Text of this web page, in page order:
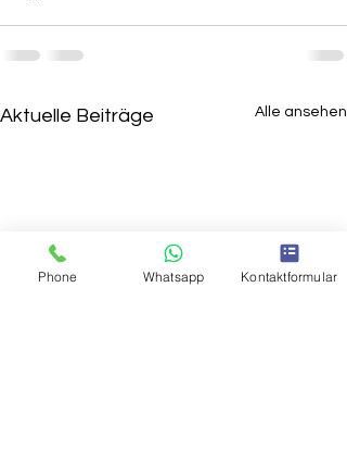
Aktuelle Beiträge Alle ansehen
Phone Whatsapp Kontaktformular